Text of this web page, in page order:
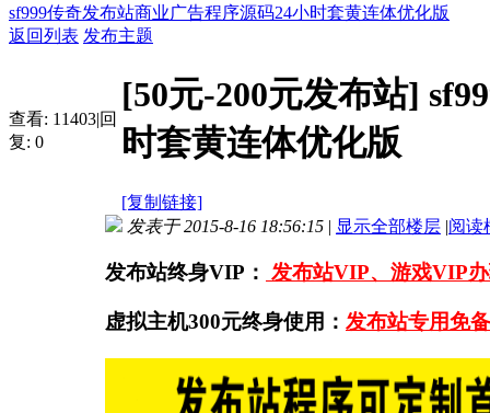
sf999传奇发布站商业广告程序源码24小时套黄连体优化版
返回列表 发布主题
查看: 11403|回
复: 0
[50元-200元发布站]
时套黄连体优化版
[复制链接]
发表于 2015-8-16 18:56:15 | 显示全部楼层 |阅读
发布站终身VIP： 发布站VIP、游戏VIP
虚拟主机300元终身使用： 发布站专用免